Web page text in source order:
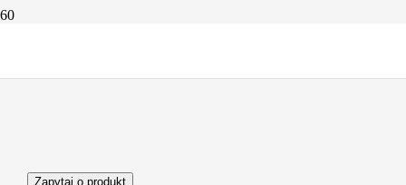
Zapytaj o produkt